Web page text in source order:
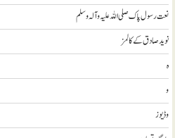
نعت رسول پاک صلی اللہ علیہ و آلہ وسلم
نويد صادق کے کالمز
ہ
و
وڈيوز